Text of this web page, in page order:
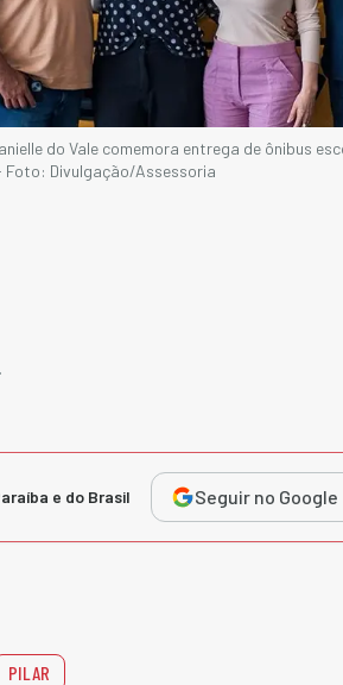
do Vale comemora entrega de ônibus
Foto: Divulgação/Assessoria
e do Brasil Seguir no Google
PILAR